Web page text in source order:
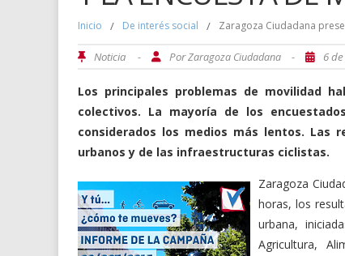
Inicio / De interés social / Zaragoza Ciudadana
Noticia - PorZaragoza Ciudadana - 6
Los principales problemas de movilidad
colectivos. La mayoría de los
considerados los medios más lentos. Las
urbanos y de las infraestructuras ciclistas.
Zaragoza
horas, los
urbana,
Agricultura,